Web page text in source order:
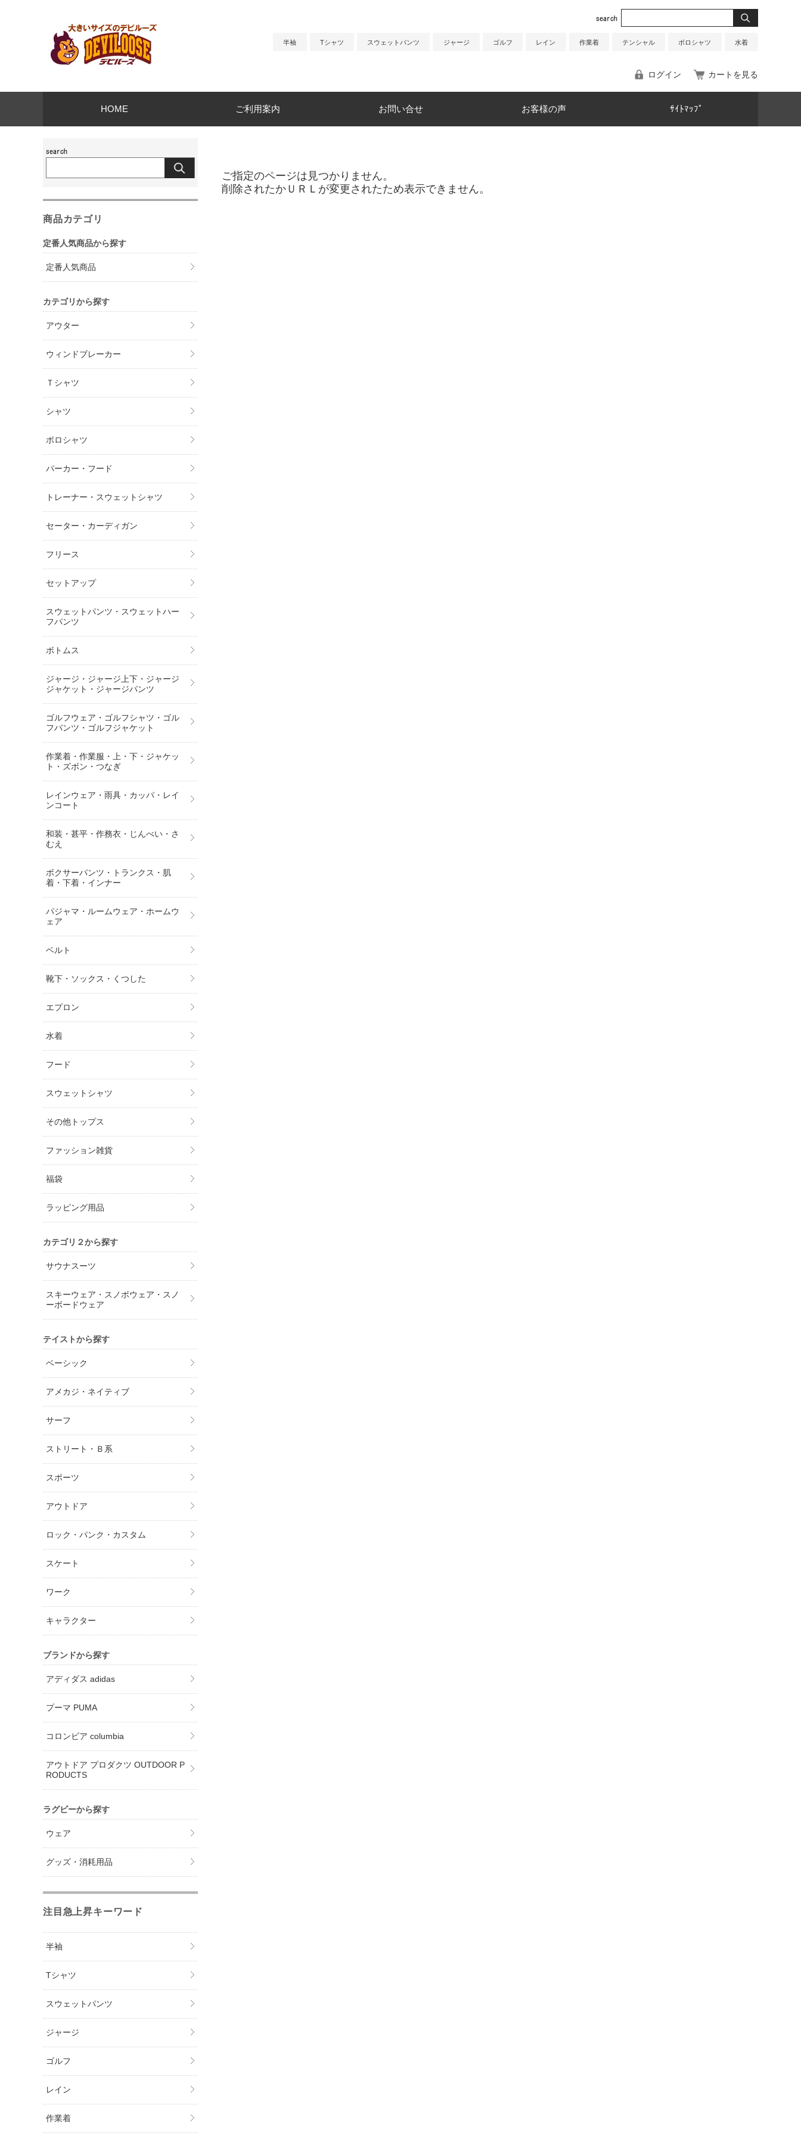
半袖 Tシャツ スウェットパンツ ジャージ ゴルフ レイン 作業着 テンシャル ポロシャツ 水着
ログイン カートを見る
HOME ご利用案内 お問い合せ お客様の声 ｻｲﾄﾏｯﾌﾟ
ご指定のページは見つかりません。
削除されたかＵＲＬが変更されたため表示できません。
商品カテゴリ
定番人気商品から探す
定番人気商品
カテゴリから探す
アウター
ウィンドブレーカー
Ｔシャツ
シャツ
ポロシャツ
パーカー・フード
トレーナー・スウェットシャツ
セーター・カーディガン
フリース
セットアップ
スウェットパンツ・スウェットハー
フパンツ
ボトムス
ジャージ・ジャージ上下・ジャージ
ジャケット・ジャージパンツ
ゴルフウェア・ゴルフシャツ・ゴル
フパンツ・ゴルフジャケット
作業着・作業服・上・下・ジャケッ
ト・ズボン・つなぎ
レインウェア・雨具・カッパ・レイ
ンコート
和装・甚平・作務衣・じんべい・さ
むえ
ボクサーパンツ・トランクス・肌
着・下着・インナー
パジャマ・ルームウェア・ホームウ
ェア
ベルト
靴下・ソックス・くつした
エプロン
水着
フード
スウェットシャツ
その他トップス
ファッション雑貨
福袋
ラッピング用品
カテゴリ２から探す
サウナスーツ
スキーウェア・スノボウェア・スノ
ーボードウェア
テイストから探す
ベーシック
アメカジ・ネイティブ
サーフ
ストリート・Ｂ系
スポーツ
アウトドア
ロック・パンク・カスタム
スケート
ワーク
キャラクター
ブランドから探す
アディダス adidas
プーマ PUMA
コロンビア columbia
アウトドア プロダクツ OUTDOOR P
RODUCTS
ラグビーから探す
ウェア
グッズ・消耗用品
注目急上昇キーワード
半袖
Tシャツ
スウェットパンツ
ジャージ
ゴルフ
レイン
作業着